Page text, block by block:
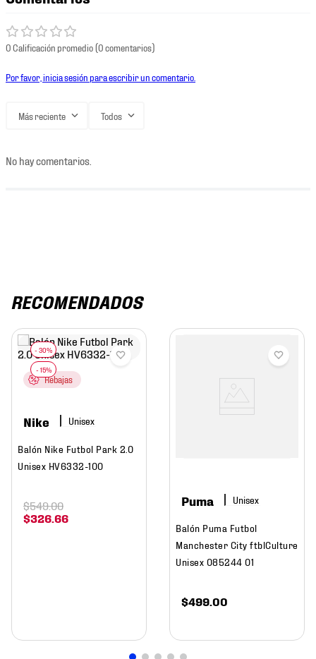
0 Calificación promedio(0 comentarios)
Por favor, inicia sesión para escribir un comentario.
Más reciente Todos
No hay comentarios.
RECOMENDADOS
Rebajas
Nike
Balón Nike Futbol Park 2.0
Unisex HV6332-100
$326.66
$549.00 Puma
Balón Puma Futbol
Manchester City ftblCulture
Unisex 085244 01
$499.00